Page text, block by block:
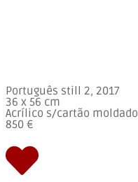
Português still 2, 2017
36 x 56 cm
Acrílico s/cartão moldado
850 €